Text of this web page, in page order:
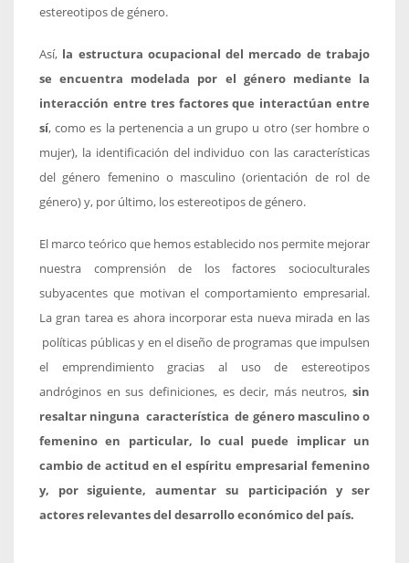
estereotipos de género.
Así, la estructura ocupacional del mercado de trabajo
se encuentra modelada por el género mediante la
interacción entre tres factores que interactúan entre
sí, como es la pertenencia a un grupo u otro (ser hombre o
mujer), la identificación del individuo con las características
del género femenino o masculino (orientación de rol de
género) y, por último, los estereotipos de género.
El marco teórico que hemos establecido nos permite mejorar
nuestra comprensión de los factores socioculturales
subyacentes que motivan el comportamiento empresarial.
La gran tarea es ahora incorporar esta nueva mirada en las
políticas públicas y en el diseño de programas que impulsen
el emprendimiento gracias al uso de estereotipos
andróginos en sus definiciones, es decir, más neutros, sin
resaltar ninguna característica de género masculino o
femenino en particular, lo cual puede implicar un
cambio de actitud en el espíritu empresarial femenino
y, por siguiente, aumentar su participación y ser
actores relevantes del desarrollo económico del país.